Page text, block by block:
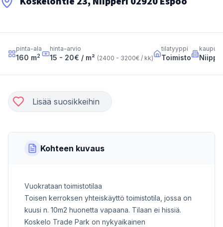
pinta-ala
160 m2
hinta-arvio
15 - 20€ / m² (2400 - 3200€ / kk)
tilatyyppi
Toimisto
Lisää suosikkeihin
Kohteen kuvaus
Vuokrataan toimistotilaa
Toisen kerroksen yhteiskäyttö toimistotila, jossa on
kuusi n. 10m2 huonetta vapaana. Tilaan ei hissiä.
Koskelo Trade Park on nykyaikainen